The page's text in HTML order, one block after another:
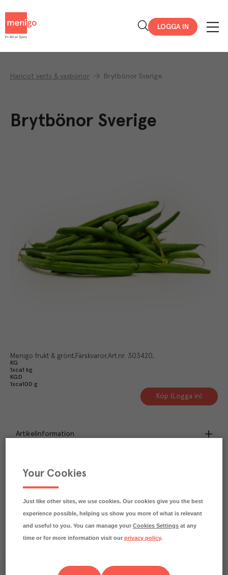
LOGGA IN
Haricot verts & vaxbönor Brytbönor Sverige
Brytbönor Sverige
Menigo frukt & grönt Färskvaror Art.nr. 303420
KG
1xca1 kg
KGD
1xca100 g
Köp (Logga in)
Artikelinformation
Näringsdeklaration
Your Cookies
Just like other sites, we use cookies. Our cookies give you the best
experience possible, helping us show you more of what is relevant
and useful to you. You can manage yourCookies Settings at any
time or for more information visit ourprivacy policy.